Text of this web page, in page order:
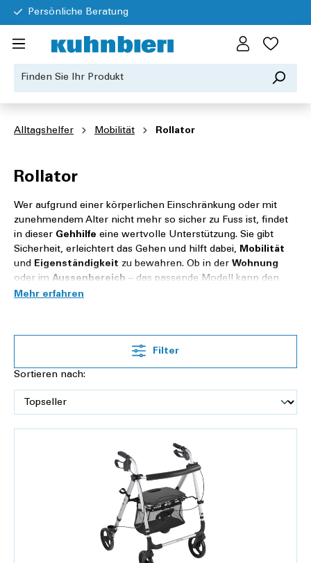
Persönliche Beratung
Alltagshelfer Mobilität Rollator
Rollator
Wer aufgrund einer körperlichen Einschränkung oder mit
zunehmendem Alter nicht mehr so sicher zu Fuss ist, findet
in dieser Gehhilfe eine wertvolle Unterstützung. Sie gibt
Sicherheit, erleichtert das Gehen und hilft dabei, Mobilität
und Eigenständigkeit zu bewahren. Ob in der Wohnung
oder im Aussenbereich – das passende Modell kann den
Alltag spürbar erleichtern. Bei
Ausstattungsvarianten.
Viele Modelle verfügen über praktische Extras. So
zusätzlichen Komfort bieten. Wünschen Sie weitere
Informationen? Bei Fragen erreichen Sie uns kostenlos
oder perE-Mail.
Filter
Sortieren nach: